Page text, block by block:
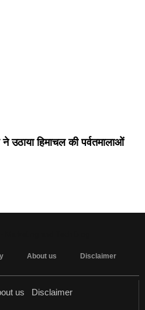
उठाया हिमाचल की पर्वतमालाओं
About us Disclaimer
us Disclaimer